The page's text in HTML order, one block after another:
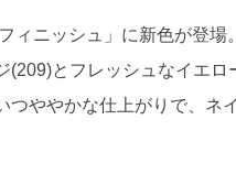
ィニッシュ」に新色が登
(209)とフレッシュなイエ
つややかな仕上がりで、